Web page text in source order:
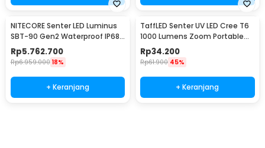
NITECORE Senter LED Luminus
SBT-90 Gen2 Waterproof IP68
5200 Lumens - TM39
Rp5.762.700
Rp6.959.000 18%
+ Keranjang
TaffLED Senter UV LED Cree T6
1000 Lumens Zoom Portable
395nm - T118
Rp34.200
Rp61.900 45%
+ Keranjang